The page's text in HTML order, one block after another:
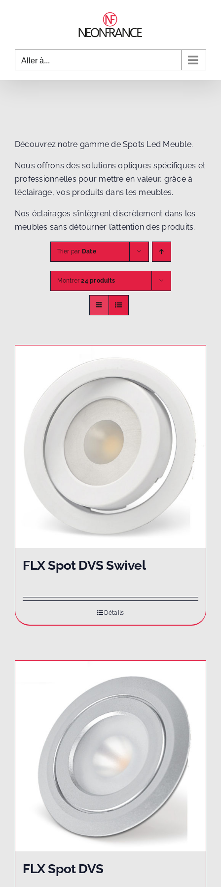
Aller à...
Découvrez notre gamme de Spots Led Meuble.
Nous offrons des solutions optiques spécifiques et
professionnelles pour mettre en valeur, grâce à
l’éclairage, vos produits dans les meubles.
Nos éclairages s’intègrent discrètement dans les
meubles sans détourner l’attention des produits.
Trier par Date
Montrer24 produits
FLX Spot DVS Swivel
Détails
FLX Spot DVS